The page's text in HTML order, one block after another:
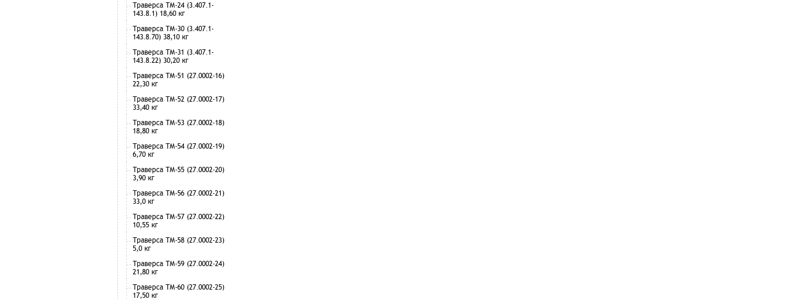
Траверса ТМ-24 (3.407.1-
143.8.1) 18,60 кг
Траверса ТМ-30 (3.407.1-
143.8.70) 38,10 кг
Траверса ТМ-31 (3.407.1-
143.8.22) 30,20 кг
Траверса ТМ-51 (27.0002-16)
22,30 кг
Траверса ТМ-52 (27.0002-17)
33,40 кг
Траверса ТМ-53 (27.0002-18)
18,80 кг
Траверса ТМ-54 (27.0002-19)
6,70 кг
Траверса ТМ-55 (27.0002-20)
3,90 кг
Траверса ТМ-56 (27.0002-21)
33,0 кг
Траверса ТМ-57 (27.0002-22)
10,55 кг
Траверса ТМ-58 (27.0002-23)
5,0 кг
Траверса ТМ-59 (27.0002-24)
21,80 кг
Траверса ТМ-60 (27.0002-25)
17,50 кг